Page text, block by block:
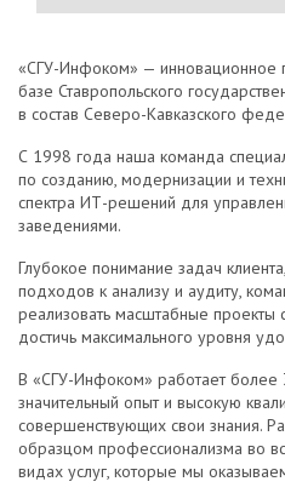
«СГУ-Инфоком» — инновационное
базе Ставропольского
в состав Северо-Кавказского
С 1998 года наша команда
по созданию, модернизации и
спектра ИТ-решений для
заведениями.
Глубокое понимание задач
подходов к анализу и аудиту,
реализовать масштабные проекты
достичь максимального уровня
В «СГУ-Инфоком» работает более
значительный опыт и высокую
совершенствующих свои знания.
образцом профессионализма во
видах услуг, которые мы